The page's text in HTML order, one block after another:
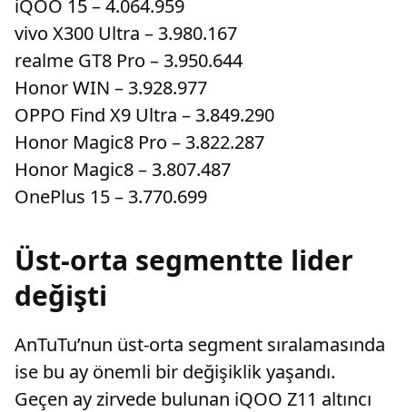
iQOO 15 – 4.064.959
vivo X300 Ultra – 3.980.167
realme GT8 Pro – 3.950.644
Honor WIN – 3.928.977
OPPO Find X9 Ultra – 3.849.290
Honor Magic8 Pro – 3.822.287
Honor Magic8 – 3.807.487
OnePlus 15 – 3.770.699
Üst-orta segmentte lider
değişti
AnTuTu’nun üst-orta segment sıralamasında
ise bu ay önemli bir değişiklik yaşandı.
Geçen ay zirvede bulunan iQOO Z11 altıncı